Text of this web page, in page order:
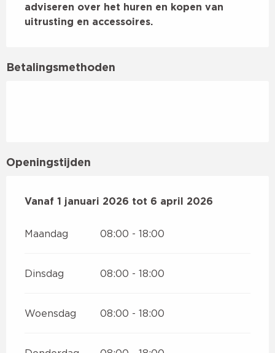
adviseren over het huren en kopen van
uitrusting en accessoires.
Betalingsmethoden
Openingstijden
Vanaf 1 januari 2026 tot 6 april 2026
Vanaf 1 januari 2026 tot 6 april 2026
Maandag 08:00 - 18:00
Dinsdag 08:00 - 18:00
Woensdag 08:00 - 18:00